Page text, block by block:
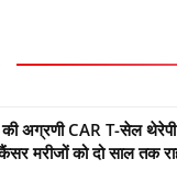
की अग्रणी CAR T-सेल
मरीजों को दो साल तक